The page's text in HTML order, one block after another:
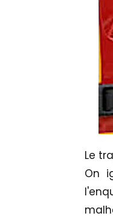
Le
On